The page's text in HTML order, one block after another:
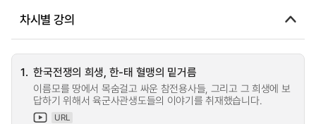
차시별 강의
1. 한국전쟁의 희생, 한-태 혈맹의 밑거름
이름모를 땅에서 목숨걸고 싸운 참전용사들, 그리고 그 희생에 보
답하기 위해서 육군사관생도들의 이야기를 취재했습니다.
URL